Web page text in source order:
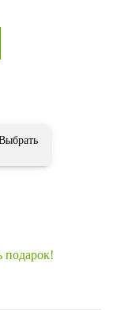
подарок!